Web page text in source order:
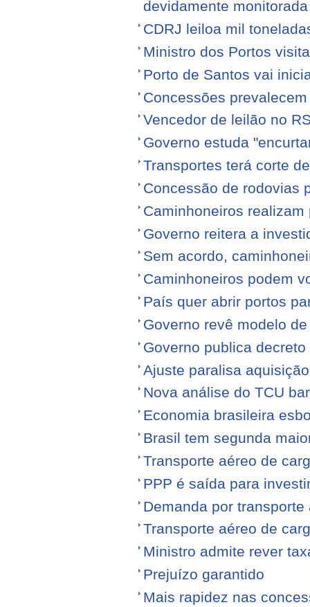
devidamente monitorada
CDRJ leiloa mil
Ministro dos Portos
Porto de Santos vai
Concessões
Vencedor de leilão no
Governo estuda
Transportes terá corte
Concessão de rodovias
Caminhoneiros
Governo reitera a
Sem acordo,
Caminhoneiros podem
País quer abrir portos
Governo revê modelo
Governo publica
Ajuste paralisa
Nova análise do TCU
Economia brasileira
Brasil tem segunda
Transporte aéreo de
PPP é saída para
Demanda por
Transporte aéreo de
Ministro admite rever
Prejuízo garantido
Mais rapidez nas